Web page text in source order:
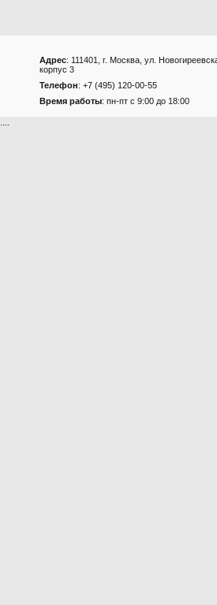
Адрес: 111401, г. Москва, ул.
корпус 3
Телефон: +7 (495) 120-00-55
Время работы: пн-пт с 9:00 до 18:00
....